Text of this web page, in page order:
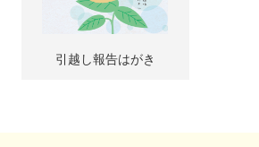
引越し報告はがき